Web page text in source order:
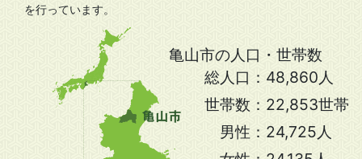
を行っています。
亀山市の人口・世帯数
総人口： 48,860人
世帯数： 22,853世帯
男性： 24,725人